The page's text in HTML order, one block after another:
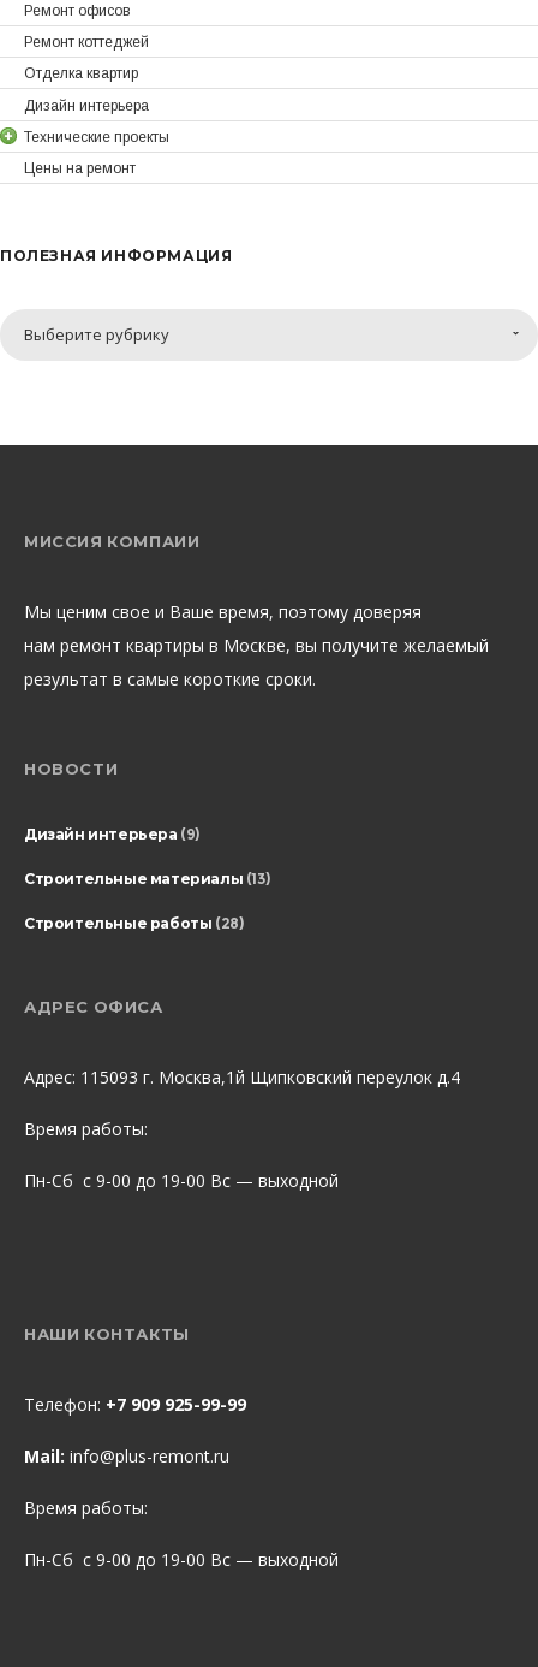
Ремонт офисов
Ремонт коттеджей
Отделка квартир
Дизайн интерьера
Технические проекты
Цены на ремонт
ПОЛЕЗНАЯ ИНФОРМАЦИЯ
Полезная
Выберите рубрику
МИССИЯ КОМПАИИ
Мы ценим свое и Ваше время, поэтому доверяя
нам ремонт квартиры в Москве, вы получите желаемый
результат в самые короткие сроки.
НОВОСТИ
Дизайн интерьера (9)
Строительные материалы (13)
Строительные работы (28)
АДРЕС ОФИСА
Адрес: 115093 г. Москва,1й Щипковский переулок д.4
Время работы:
Пн-Сб с 9-00 до 19-00 Вс — выходной
НАШИ КОНТАКТЫ
Телефон: +7 909 925-99-99
Mail: info@plus-remont.ru
Время работы:
Пн-Сб с 9-00 до 19-00 Вс — выходной